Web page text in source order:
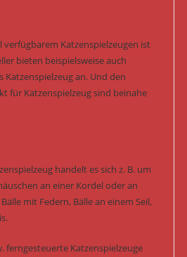
verfügbarem Katzenspielzeugen ist
bieten beispielsweise auch
an. Und den
für Katzenspielzeug sind beinahe
handelt es sich z. B. um
an einer Kordel oder an
mit Federn, Bälle an einem Seil,
ferngesteuerte Katzenspielzeuge